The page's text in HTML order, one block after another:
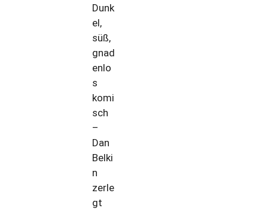
Dunk
el,
süß,
gnad
enlo
s
komi
sch
–
Dan
Belki
n
zerle
gt